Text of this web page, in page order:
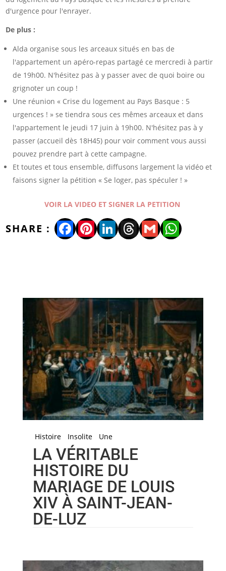
d'urgence pour l'enrayer.
De plus :
Alda organise sous les arceaux situés en bas de
l'appartement un apéro-repas partagé ce mercredi à partir
de 19h00. N'hésitez pas à y passer avec de quoi boire ou
grignoter un coup !
Une réunion « Crise du logement au Pays Basque : 5
urgences ! » se tiendra sous ces mêmes arceaux et dans
l'appartement le jeudi 17 juin à 19h00. N'hésitez pas à y
passer (accueil dès 18H45) pour voir comment vous aussi
pouvez prendre part à cette campagne.
Et toutes et tous ensemble, diffusons largement la vidéo et
faisons signer la pétition « Se loger, pas spéculer ! »
VOIR LA VIDEO ET SIGNER LA PETITION
Facebook
Pinterest
LinkedIn
Threads
Gmail
Histoire Insolite Une
LA VÉRITABLE
HISTOIRE DU
MARIAGE DE LOUIS
XIV À SAINT-JEAN-
DE-LUZ